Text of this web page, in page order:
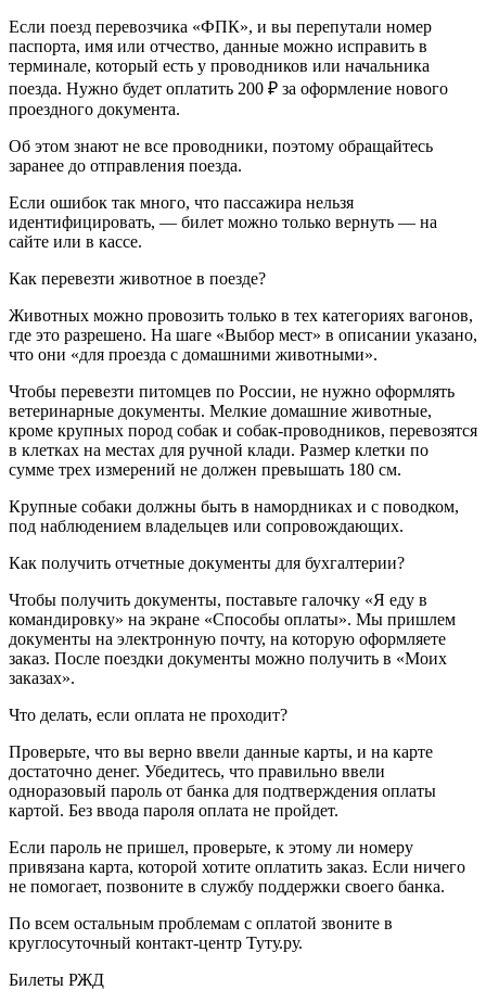
Если поезд перевозчика «ФПК», и вы перепутали номер
паспорта, имя или отчество, данные можно исправить в
терминале, который есть у проводников или начальника
поезда. Нужно будет оплатить 200 ₽ за оформление нового
проездного документа.
Об этом знают не все проводники, поэтому обращайтесь
заранее до отправления поезда.
Если ошибок так много, что пассажира нельзя
идентифицировать, — билет можно только вернуть — на
сайте или в кассе.
Как перевезти животное в поезде?
Животных можно провозить только в тех категориях вагонов,
где это разрешено. На шаге «Выбор мест» в описании указано,
что они «для проезда с домашними животными».
Чтобы перевезти питомцев по России, не нужно оформлять
ветеринарные документы. Мелкие домашние животные,
кроме крупных пород собак и собак-проводников, перевозятся
в клетках на местах для ручной клади. Размер клетки по
сумме трех измерений не должен превышать 180 см.
Крупные собаки должны быть в намордниках и с поводком,
под наблюдением владельцев или сопровождающих.
Как получить отчетные документы для бухгалтерии?
Чтобы получить документы, поставьте галочку «Я еду в
командировку» на экране «Способы оплаты». Мы пришлем
документы на электронную почту, на которую оформляете
заказ. После поездки документы можно получить в «Моих
заказах».
Что делать, если оплата не проходит?
Проверьте, что вы верно ввели данные карты, и на карте
достаточно денег. Убедитесь, что правильно ввели
одноразовый пароль от банка для подтверждения оплаты
картой. Без ввода пароля оплата не пройдет.
Если пароль не пришел, проверьте, к этому ли номеру
привязана карта, которой хотите оплатить заказ. Если ничего
не помогает, позвоните в службу поддержки своего банка.
По всем остальным проблемам с оплатой звоните в
круглосуточный контакт-центр Туту.ру.
Билеты РЖД